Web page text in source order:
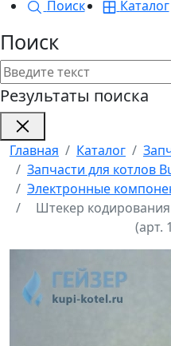
Поиск
Каталог
Поиск
Результаты поиска
Главная Каталог
Запчасти для котлов
Электронные
Штекер
(арт.